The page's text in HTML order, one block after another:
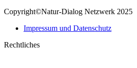
Copyright©Natur-Dialog Netzwerk 2025
Impressum und Datenschutz
Rechtliches